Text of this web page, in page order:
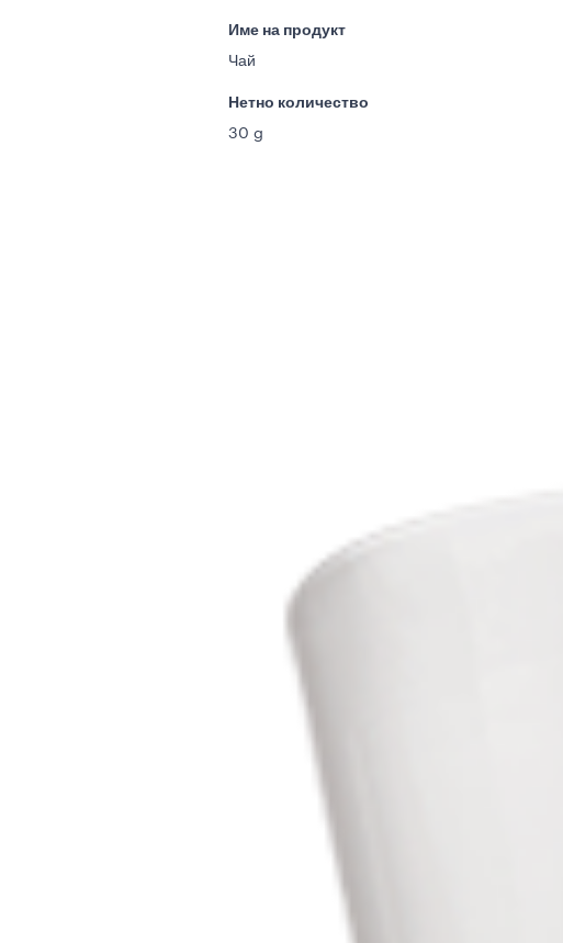
Име на продукт
Чай
Нетно количество
30 g